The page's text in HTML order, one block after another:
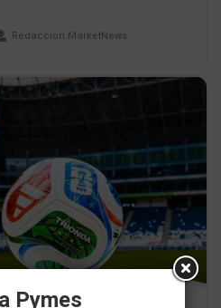
Redaccion MarketNews
Pymes